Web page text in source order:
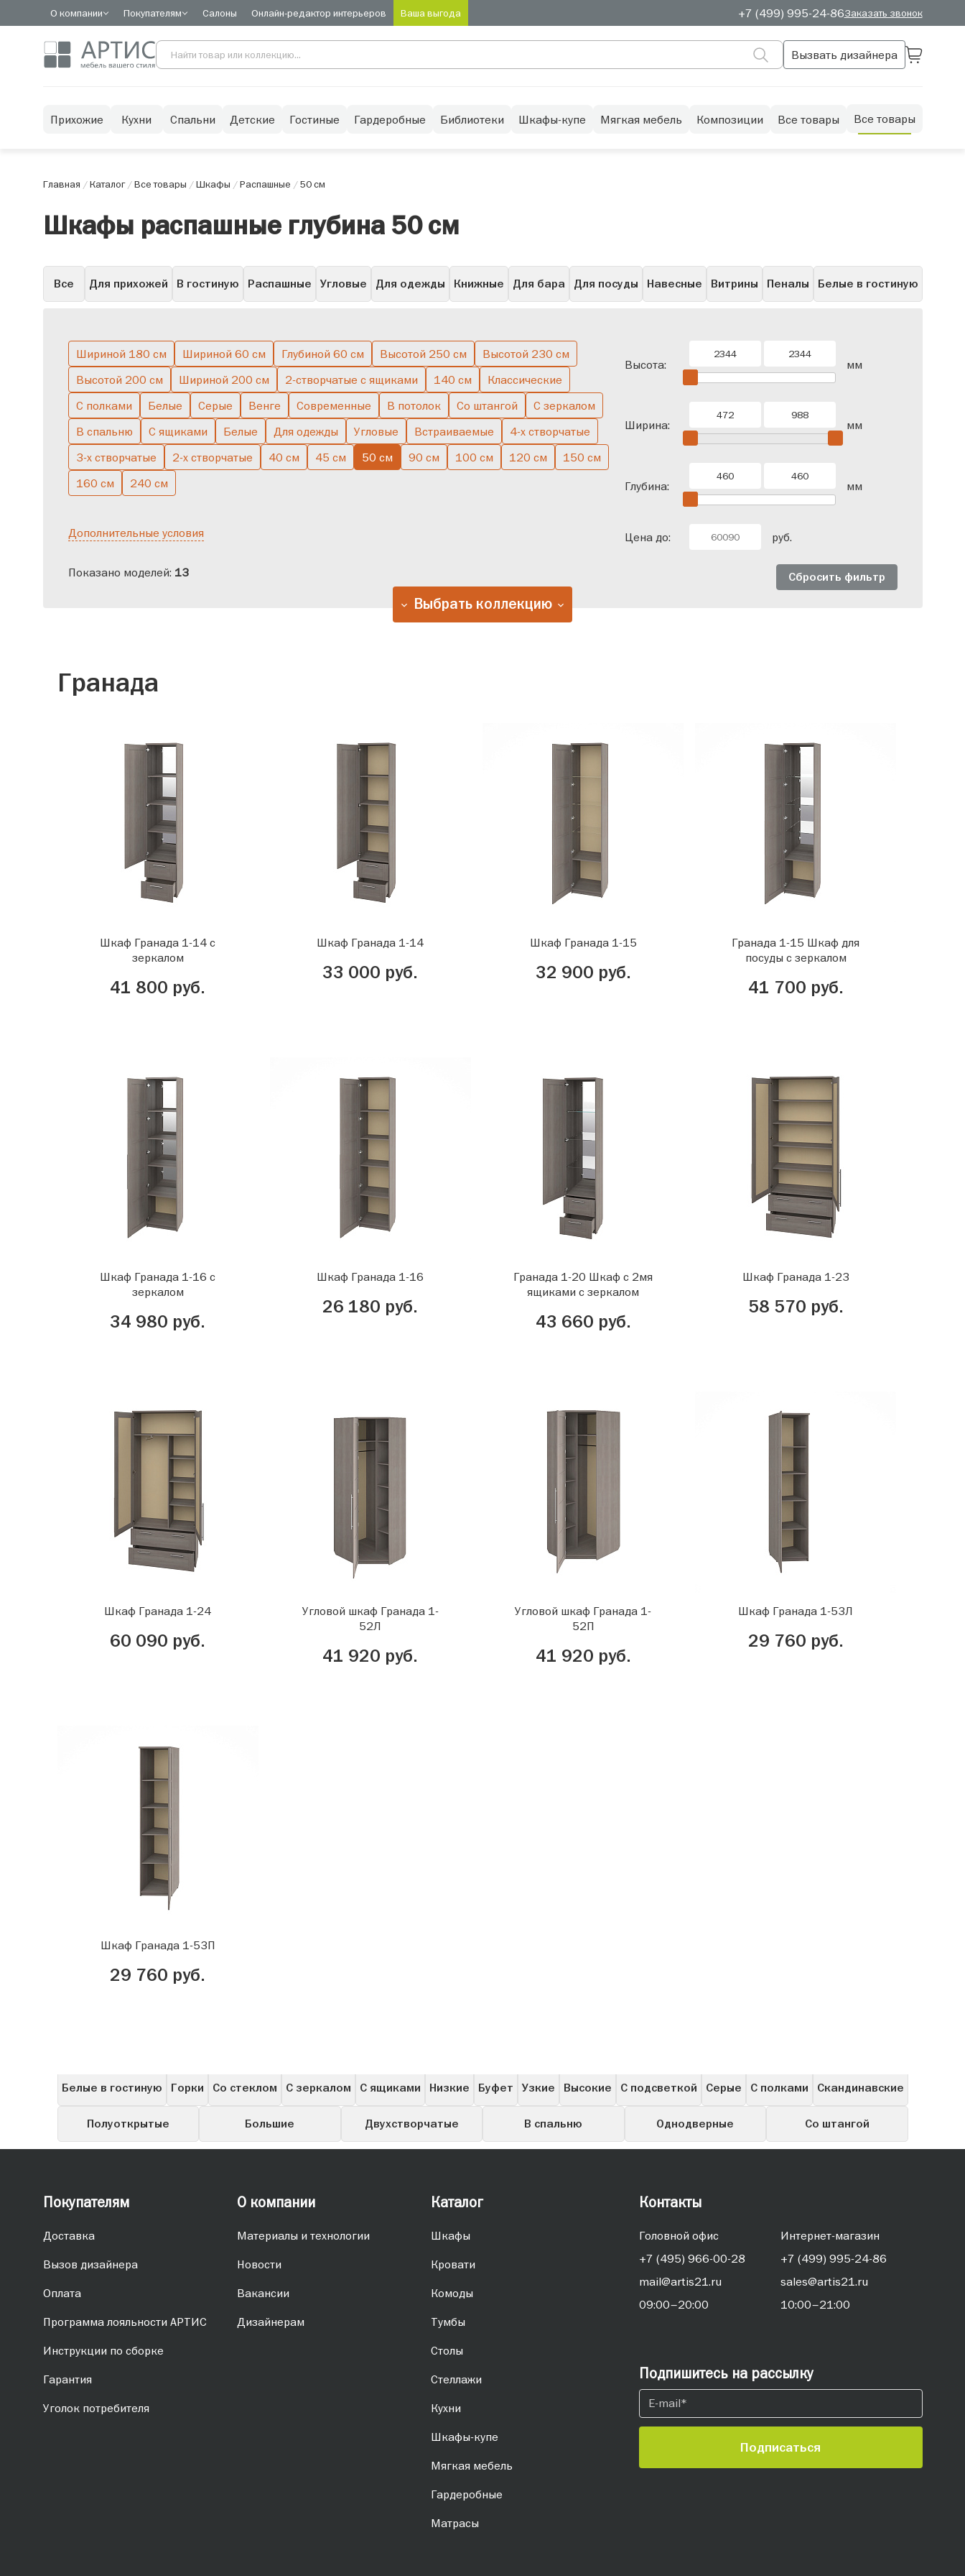
О компании Покупателям Салоны Онлайн-редактор интерьеров Ваша выгода +7 (499) 995-24-86Заказать звонок
Вызвать дизайнера
Прихожие Кухни Спальни Детские Гостиные Гардеробные Библиотеки Шкафы-купе Мягкая мебель Композиции Все товары Все товары
Главная /Каталог/Все товары /Шкафы /Распашные /50 см
Шкафы распашные глубина 50 см
Все Для прихожей В гостиную Распашные Угловые Для одежды Книжные Для бара Для посуды Навесные Витрины Пеналы Белые в гостиную
Большие Двухстворчатые В спальню Со штангой
Шириной 180 см Шириной 60 см Глубиной 60 см Высотой 250 см
Высотой 230 см
Высотой 200 см
Шириной 200 см 2-створчатые с ящиками 140 см
Классические
С полками
Белые Серые Венге Современные В потолок Со штангой
С зеркалом
В спальню
С ящиками Белые Для одежды Угловые Встраиваемые
4-х створчатые
3-х створчатые
2-х створчатые 40 см 45 см 50 см 90 см 100 см 120 см
150 см
160 см
240 см
Дополнительные условия
Высота: мм
Ширина: мм
Глубина: мм
Цена до: руб.
Показано моделей: 13 Сбросить фильтр
Выбрать коллекцию
Гранада
Шкаф Гранада 1-14 с
зеркалом
41 800 руб.
Шкаф Гранада 1-14
33 000 руб.
Шкаф Гранада 1-15
32 900 руб.
Гранада 1-15 Шкаф для
посуды с зеркалом
41 700 руб.
Шкаф Гранада 1-16 с
зеркалом
34 980 руб.
Шкаф Гранада 1-16
26 180 руб.
Гранада 1-20 Шкаф с 2мя
ящиками с зеркалом
43 660 руб.
Шкаф Гранада 1-23
58 570 руб.
Шкаф Гранада 1-24
60 090 руб.
Угловой шкаф Гранада 1-
52Л
41 920 руб.
Угловой шкаф Гранада 1-
52П
41 920 руб.
Шкаф Гранада 1-53Л
29 760 руб.
Шкаф Гранада 1-53П
29 760 руб.
Белые в гостиную Горки Со стеклом С зеркалом С ящиками Низкие Буфет Узкие Высокие С подсветкой Серые С полками Скандинавские
Полуоткрытые Большие Двухстворчатые В спальню Однодверные Со штангой
Покупателям
Доставка
Вызов дизайнера
Оплата
Программа лояльности АРТИС
Инструкции по сборке
Гарантия
Уголок потребителя
О компании
Материалы и технологии
Новости
Вакансии
Дизайнерам
Каталог
Шкафы
Кровати
Комоды
Тумбы
Столы
Стеллажи
Кухни
Шкафы-купе
Мягкая мебель
Гардеробные
Матрасы
Контакты
Головной офис
+7 (495) 966-00-28
mail@artis21.ru
09:00–20:00
Интернет-магазин
+7 (499) 995-24-86
sales@artis21.ru
10:00–21:00
Подпишитесь на рассылку
Подписаться